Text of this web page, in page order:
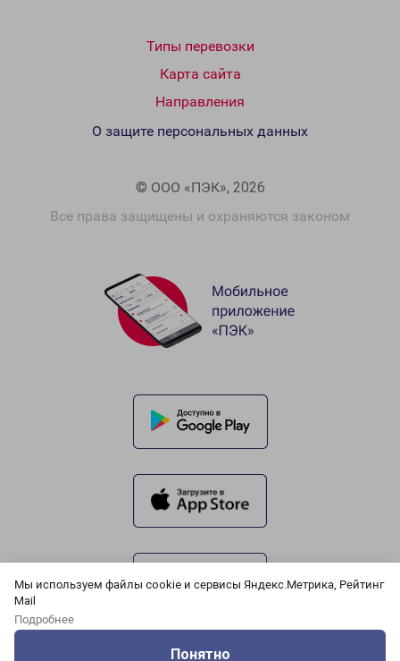
Мы используем файлы cookie и сервисы Яндекс.Метрика, Рейтинг
Mail
Подробнее
Понятно
Типы перевозки
Карта сайта
Направления
© ООО «ПЭК», 2026
Все права защищены и охраняются законом
О защите персональных данных